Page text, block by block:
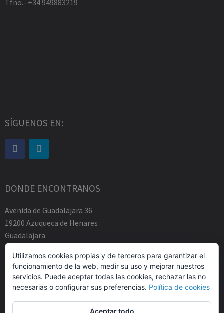
Tfno.- +34 949883219
SÍGUENOS EN:
DONDE ENCONTRANOS
Avenida de Guadalajara 36
19200 Azuqueca de Henares
Guadalajara
Tfno.-+34 949883219
contacto@abogadosfda.eu
Mañanas de 10:00a 14:00
Tardes de 17:00 a 20:00
Utilizamos cookies propias y de terceros para garantizar el
funcionamiento de la web, medir su uso y mejorar nuestros
servicios. Puede aceptar todas las cookies, rechazar las no
necesarias o configurar sus preferencias. Política de cookies
Aceptar todo